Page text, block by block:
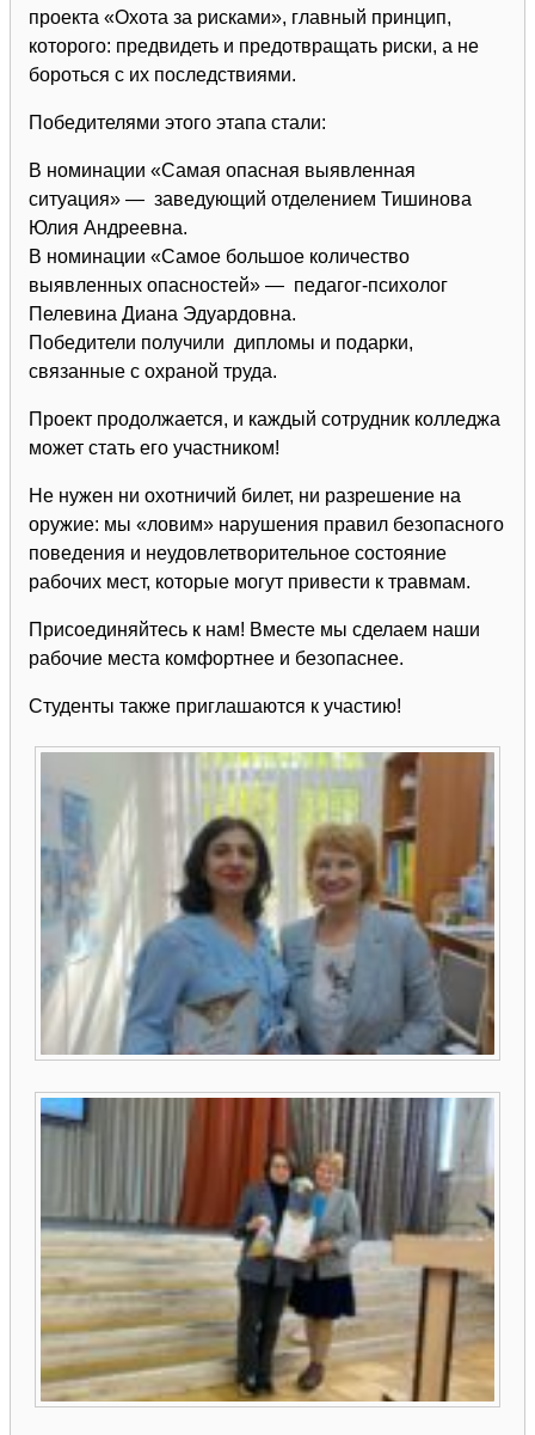
проекта «Охота за рисками», главный принцип,
которого: предвидеть и предотвращать риски, а не
бороться с их последствиями.
Победителями этого этапа стали:
В номинации «Самая опасная выявленная
ситуация» — заведующий отделением Тишинова
Юлия Андреевна.
В номинации «Самое большое количество
выявленных опасностей» — педагог-психолог
Пелевина Диана Эдуардовна.
Победители получили дипломы и подарки,
связанные с охраной труда.
Проект продолжается, и каждый сотрудник колледжа
может стать его участником!
Не нужен ни охотничий билет, ни разрешение на
оружие: мы «ловим» нарушения правил безопасного
поведения и неудовлетворительное состояние
рабочих мест, которые могут привести к травмам.
Присоединяйтесь к нам! Вместе мы сделаем наши
рабочие места комфортнее и безопаснее.
Студенты также приглашаются к участию!